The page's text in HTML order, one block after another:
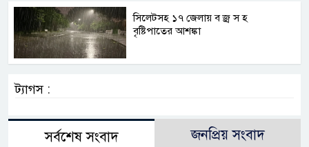
সিলেটসহ ১৭ জেলায় ব জ্র স হ
বৃষ্টিপাতের আশঙ্কা
ট্যাগস :
সর্বশেষ সংবাদ জনপ্রিয় সংবাদ